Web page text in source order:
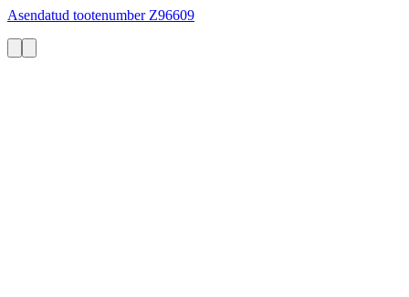
Asendatud tootenumber Z96609